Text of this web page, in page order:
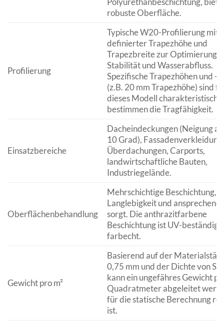
robuste Oberfläche.
Profilierung
Typische W20-Profilierung mit
definierter Trapezhöhe und
Trapezbreite zur Optimierung
Stabilität und Wasserabfluss.
Spezifische Trapezhöhen und -
(z.B. 20 mm Trapezhöhe) sind
dieses Modell charakteristisch
bestimmen die Tragfähigkeit.
Einsatzbereiche
Dacheindeckungen (Neigung
10 Grad),
Überdachungen, Carports,
landwirtschaftliche Bauten,
Industriegelände.
Oberflächenbehandlung
Mehrschichtige Beschichtung,
Langlebigkeit und
sorgt. Die anthrazitfarbene
Beschichtung ist UV-beständig
farbecht.
Gewicht pro m²
Basierend auf der
0,75 mm und der Dichte von
kann ein ungefähres Gewicht
Quadratmeter abgeleitet
für die statische Berechnung
ist.